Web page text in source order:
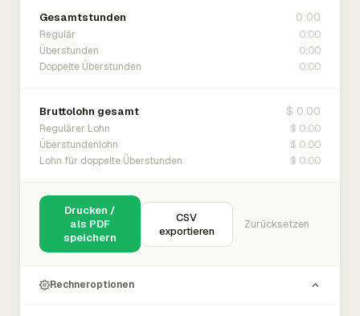
Gesamtstunden 0:00
Regulär 0:00
Überstunden 0:00
Doppelte Überstunden 0:00
Bruttolohn gesamt $ 0.00
Regulärer Lohn $ 0.00
Überstundenlohn $ 0.00
Lohn für doppelte Überstunden $ 0.00
Drucken /
als PDF
speichern
CSV
exportieren
Zurücksetzen
Rechneroptionen